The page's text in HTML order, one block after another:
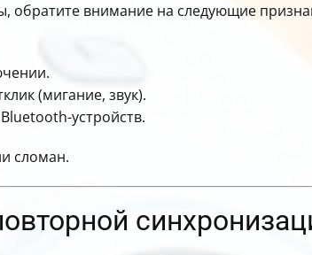
обратите внимание на следующие
(мигание, звук).
устройств.
сломан.